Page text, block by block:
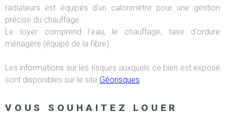
radiateurs est équipés d'un calorimètre pour une gestion
précise du chauffage.
Le loyer comprend l'eau, le chauffage, taxe d'ordure
ménagère (équipé de la fibre)
Les informations sur les risques auxquels ce bien est exposé
sont disponibles sur le site Géorisques
VOUS SOUHAITEZ LOUER